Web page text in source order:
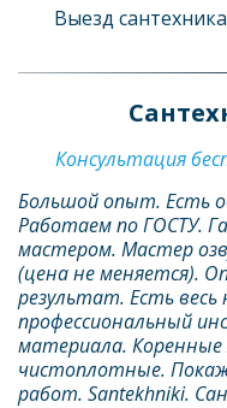
Выезд
Консультация
Большой опыт. Есть
Работаем по ГОСТУ.
мастером. Мастер
(цена не меняется).
результат. Есть
профессиональный
материала.
чистоплотные.
работ. Santekhniki.